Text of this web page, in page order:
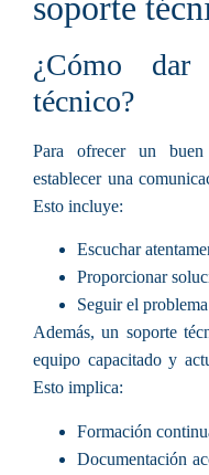
¿Cómo
técnico?
Para ofrecer un
establecer una
Esto incluye:
Escuchar
Proporcionar
Seguir el
Además, un soporte
equipo capacitado y
Esto implica:
Formación
Documentación